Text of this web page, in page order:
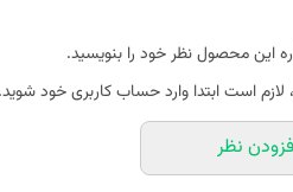
این محصول نظر خود را بنویسید.
لازم است ابتدا وارد حساب کاربری خود شوید.
نظر